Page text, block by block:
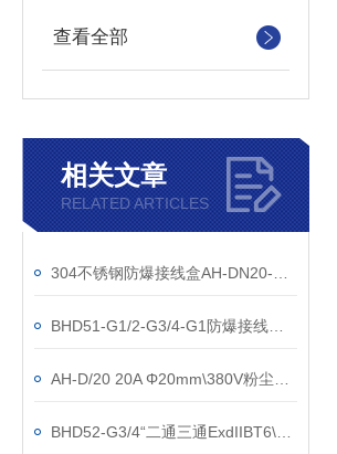
查看全部
相关文章
RELATED ARTICLES